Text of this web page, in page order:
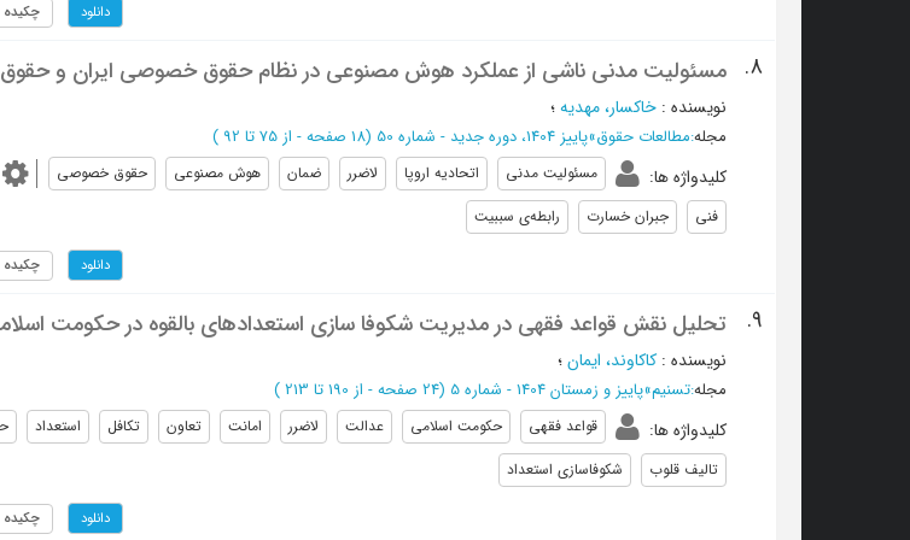
دانلود چکیده
8. مسئولیت مدنی ناشی از عملکرد هوش مصنوعی در نظام حقوق خصوصی ایران و حقوق
نویسنده : خاكسار، مهديه؛
مجله:مطالعات حقوق»پاییز 1404، دوره جدید - شماره 50 (‎18 صفحه - از 75 تا 92 )
کلیدواژه ها: مسئولیت مدنی اتحادیه اروپا لاضرر ضمان هوش مصنوعی حقوق خصوصی
فنی
جبران خسارت رابطه‌ی سببیت
دانلود چکیده
9. تحلیل نقش قواعد فقهی در مدیریت شکوفا سازی استعدادهای بالقوه در حکومت
نویسنده : کاکاوند، ایمان؛
مجله:تسنیم»پاییز و زمستان 1404 - شماره 5 (‎24 صفحه - از 190 تا 213 )
کلیدواژه ها: قواعد فقهی حکومت اسلامی عدالت لاضرر امانت تعاون تکافل استعداد
تالیف قلوب
شکوفاسازی استعداد
دانلود چکیده